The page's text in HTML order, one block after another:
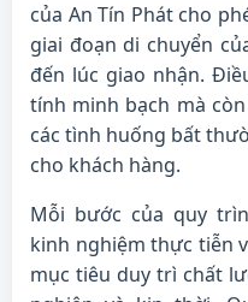
của An Tín Phát cho
giai đoạn di chuyển
đến lúc giao nhận.
tính minh bạch mà
các tình huống bất
cho khách hàng.
Mỗi bước của quy
kinh nghiệm thực tiễn
mục tiêu duy trì chất